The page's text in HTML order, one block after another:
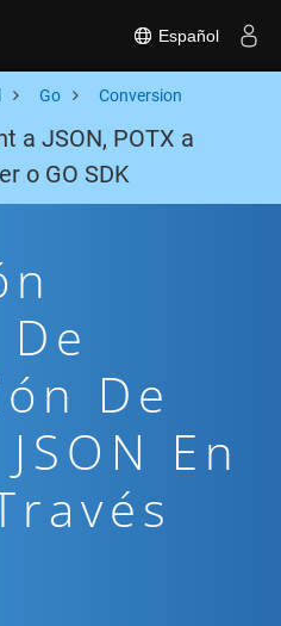
Español
Go Conversion
a JSON, POTX a
o GO SDK
De
En